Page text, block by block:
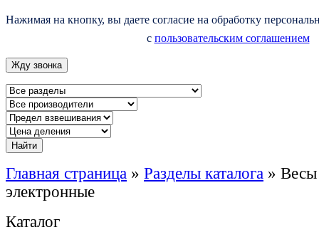
Нажимая на кнопку, вы даете согласие на обработку
с пользовательским соглашением
Главная страница » Разделы каталога » Весы
электронные
Каталог